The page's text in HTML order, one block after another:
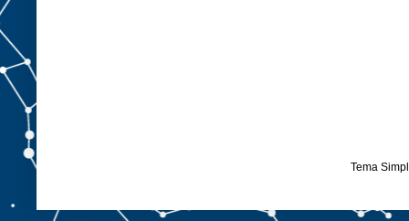
Tema